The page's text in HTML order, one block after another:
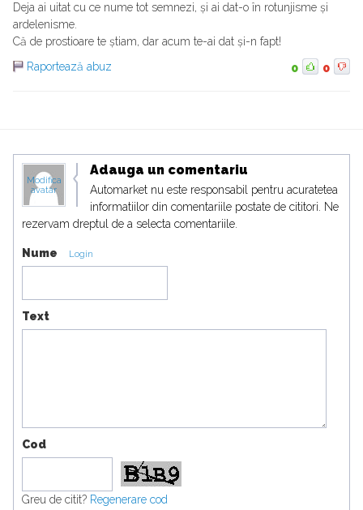
Deja ai uitat cu ce nume tot semnezi, și ai dat-o în rotunjisme și
ardelenisme.
Că de prostioare te știam, dar acum te-ai dat și-n fapt!
Raportează abuz
0 0
Modifica
avatar
Adauga un comentariu
Automarket nu este responsabil pentru acuratetea
informatiilor din comentariile postate de cititori. Ne
rezervam dreptul de a selecta comentariile.
Nume Login
Text
Cod
Greu de citit? Regenerare cod